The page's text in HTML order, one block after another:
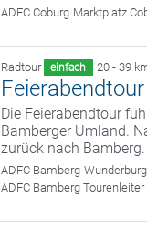
ADFC Coburg Marktplatz
Radtour einfach 20 - 39
Die Feierabendtour
Bamberger Umland.
zurück nach Bamberg.
ADFC Bamberg
ADFC Bamberg Tourenleiter